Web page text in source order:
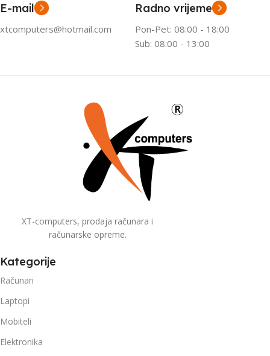
E-mail
xtcomputers@hotmail.com
Radno vrijeme
Pon-Pet: 08:00 - 18:00
Sub: 08:00 - 13:00
XT-computers, prodaja računara i
računarske opreme.
Kategorije
Računari
Laptopi
Mobiteli
Elektronika